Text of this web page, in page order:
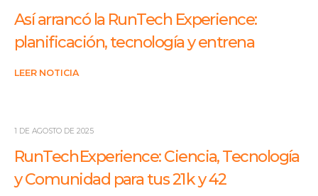
Así arrancó la RunTech Experience:
planificación, tecnología y entrena
LEER NOTICIA
1 DE AGOSTO DE 2025
RunTech Experience: Ciencia, Tecnología
y Comunidad para tus 21 k y 42